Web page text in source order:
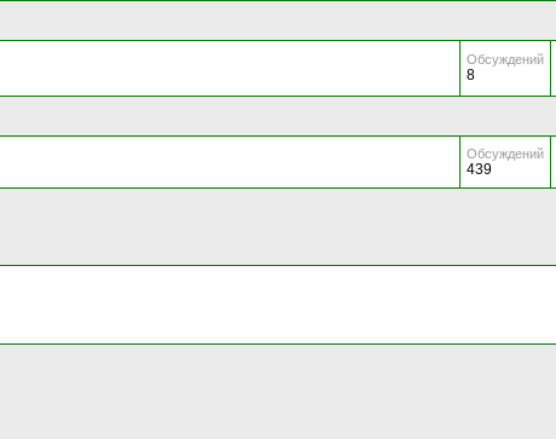
Обсуждений
8
Обсуждений
439